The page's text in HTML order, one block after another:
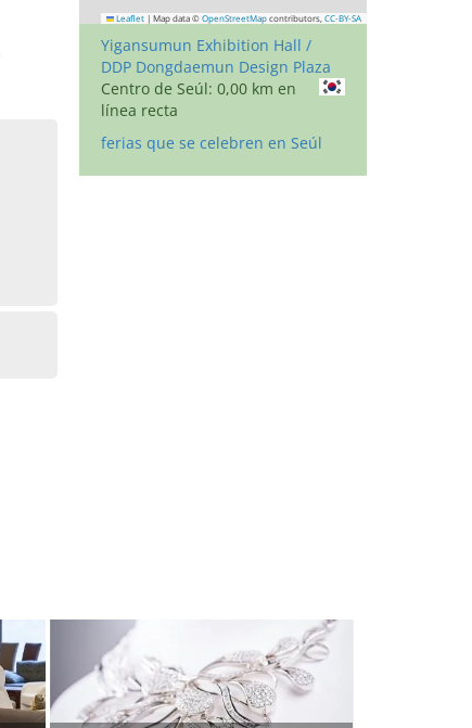
Leaflet | Map data © OpenStreetMap contributors, CC-BY-SA
Yigansumun Exhibition Hall /
DDP Dongdaemun Design Plaza
Centro de Seúl: 0,00 km en
línea recta
ferias que se celebren en Seúl